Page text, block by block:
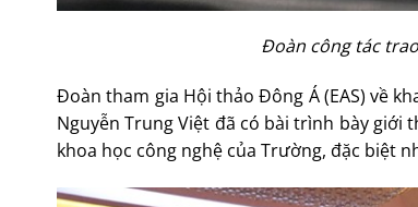
Đoàn công tác
Đoàn tham gia Hội thảo Đông Á (EAS) về
Nguyễn Trung Việt đã có bài trình bày
khoa học công nghệ của Trường, đặc biệt